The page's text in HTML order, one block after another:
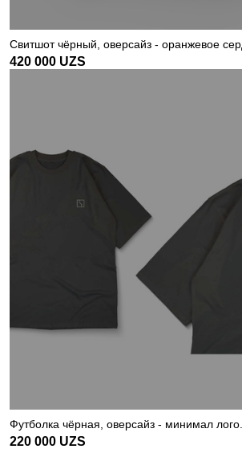
Свитшот чёрный, оверсайз - оранжевое
420 000 UZS
Футболка чёрная, оверсайз - минимал лого.
220 000 UZS